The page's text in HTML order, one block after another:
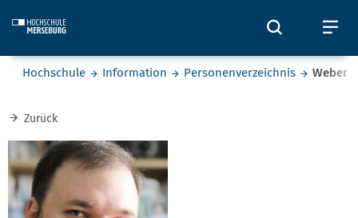
Öffnet
Sie befinden sich hier:
Hochschule Information Personenverzeichnis Weber
Zurück